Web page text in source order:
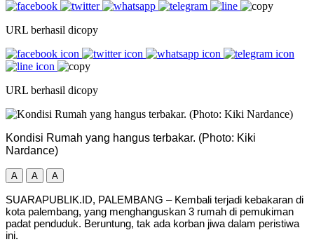
URL berhasil dicopy
URL berhasil dicopy
Kondisi Rumah yang hangus terbakar. (Photo: Kiki
Nardance)
A A A
SUARAPUBLIK.ID, PALEMBANG – Kembali terjadi kebakaran di
kota palembang, yang menghanguskan 3 rumah di pemukiman
padat penduduk. Beruntung, tak ada korban jiwa dalam peristiwa
ini.